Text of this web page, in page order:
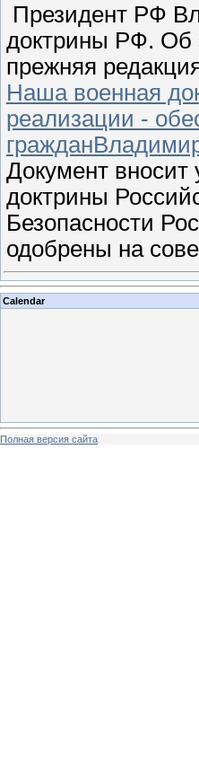
Президент РФ
доктрины РФ. Об
прежняя
Наша военная
реализации -
Документ
доктрины
Безопасности
одобрены на
Calendar
Полная версия сайта